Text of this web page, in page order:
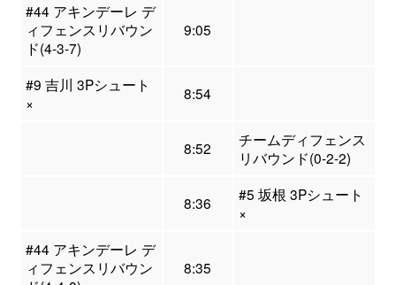
#44 アキンデーレ デ
ィフェンスリバウン
ド(4-3-7)
9:05
#9 吉川 3Pシュート
×
8:54
8:52
チームディフェンス
リバウンド(0-2-2)
8:36
#5 坂根 3Pシュート
×
#44 アキンデーレ デ
ィフェンスリバウン
8:35